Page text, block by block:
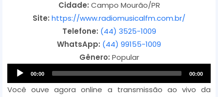
Cidade: Campo Mourão/PR
Site: https://www.radiomusicalfm.com.br/
Telefone: (44) 3525-1009
WhatsApp: (44) 99155-1009
Gênero: Popular
A
u
00:00 00:00
Você ouve agora online a transmissão ao vivo da